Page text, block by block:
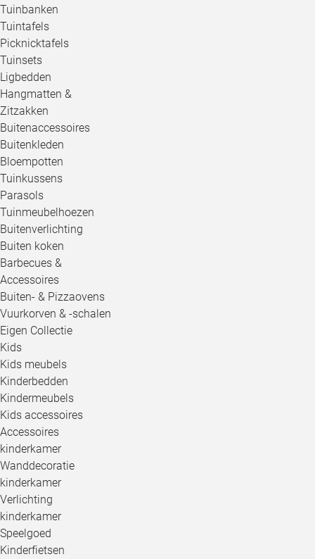
Tuinbanken
Tuintafels
Picknicktafels
Tuinsets
Ligbedden
Hangmatten &
Zitzakken
Buitenaccessoires
Buitenkleden
Bloempotten
Tuinkussens
Parasols
Tuinmeubelhoezen
Buitenverlichting
Buiten koken
Barbecues &
Accessoires
Buiten- & Pizzaovens
Vuurkorven & -schalen
Eigen Collectie
Kids
Kids meubels
Kinderbedden
Kindermeubels
Kids accessoires
Accessoires
kinderkamer
Wanddecoratie
kinderkamer
Verlichting
kinderkamer
Speelgoed
Kinderfietsen